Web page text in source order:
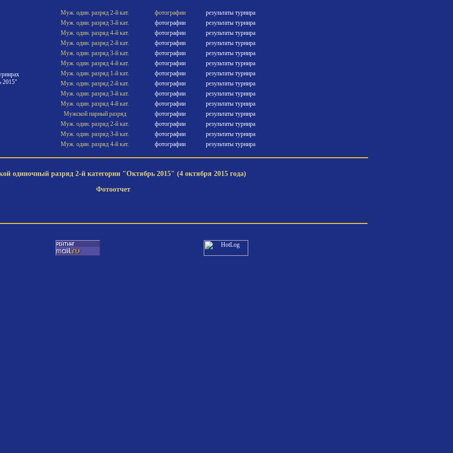
2015"
Муж. один. разряд 2-й кат. фотографии
результаты турнира
Муж. один. разряд 3-й кат.
фотографии
результаты турнира
Муж. один. разряд 4-й кат.
фотографии
результаты турнира
Муж. один. разряд 2-й кат.
фотографии
результаты турнира
Муж. один. разряд 3-й кат.
фотографии
результаты турнира
Муж. один. разряд 4-й кат.
фотографии
результаты турнира
Муж. один. разряд 1-й кат.
фотографии
результаты турнира
Муж. один. разряд 2-й кат.
фотографии
результаты турнира
Муж. один. разряд 3-й кат.
фотографии
результаты турнира
Муж. один. разряд 4-й кат.
фотографии
результаты турнира
Мужской парный разряд
фотографии
результаты турнира
Муж. один. разряд 2-й кат.
фотографии
результаты турнира
Муж. один. разряд 3-й кат.
фотографии
результаты турнира
Муж. один. разряд 4-й кат.
фотографии результаты турнира
одиночный разряд 2-й категории "Октябрь 2015" (4 октября 2015 года)
Фотоотчет